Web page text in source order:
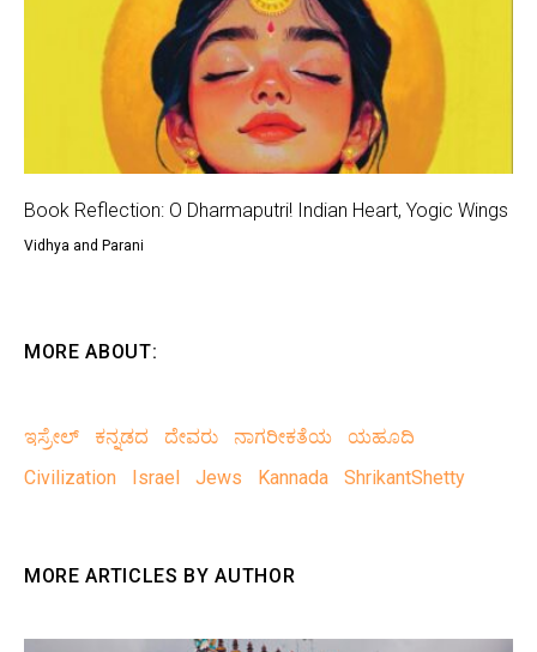
Book Reflection: O Dharmaputri! Indian Heart, Yogic Wings
Vidhya and Parani
MORE ABOUT:
ಇಸ್ರೇಲ್ ಕನ್ನಡದ ದೇವರು ನಾಗರೀಕತೆಯ
ಯಹೂದಿ
Civilization
Israel Jews Kannada ShrikantShetty
MORE ARTICLES BY AUTHOR